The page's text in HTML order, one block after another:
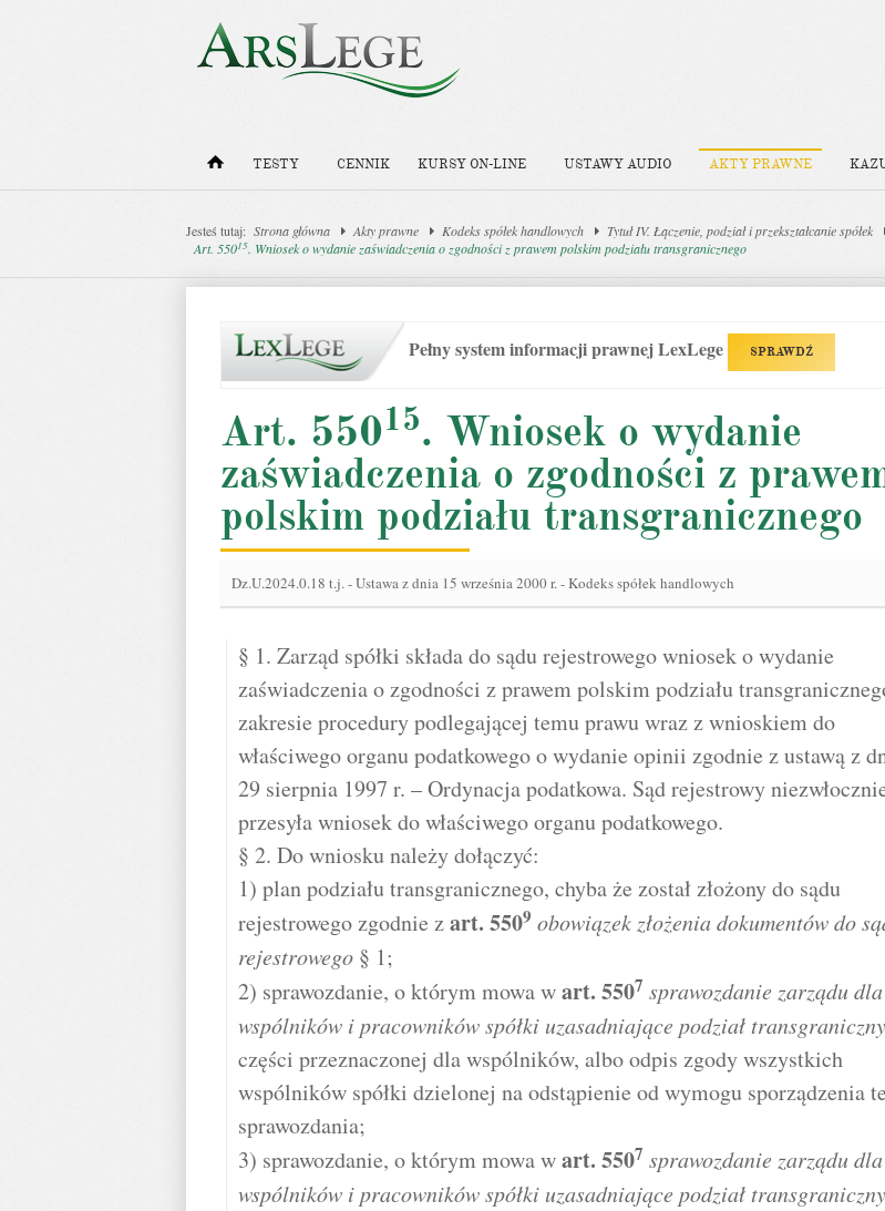
TESTY CENNIK KURSY ON-LINE USTAWY AUDIO AKTY PRAWNE
Jesteś tutaj: Strona główna Akty prawne Kodeks spółek handlowych Tytuł IV. Łączenie, podział i przekształcanie spółek
Art. 55015. Wniosek o wydanie zaświadczenia o zgodności z prawem polskim podziału transgranicznego
Pełny system informacji prawnej LexLege SPRAWDŹ
Art. 55015. Wniosek o wydanie
zaświadczenia o zgodności z
polskim podziału transgranicznego
Dz.U.2024.0.18 t.j.-Ustawa z dnia 15 września 2000 r. - Kodeks spółek handlowych
§ 1. Zarząd spółki składa do sądu rejestrowego wniosek o wydanie
zaświadczenia o zgodności z prawem polskim podziału
zakresie procedury podlegającej temu prawu wraz z wnioskiem do
właściwego organu podatkowego o wydanie opinii zgodnie z ustawą z
29 sierpnia 1997 r. – Ordynacja podatkowa. Sąd rejestrowy
przesyła wniosek do właściwego organu podatkowego.
§ 2. Do wniosku należy dołączyć:
1) plan podziału transgranicznego, chyba że został złożony do sądu
rejestrowego zgodnie zart. 5509 obowiązek złożenia dokumentów do
rejestrowego § 1;
2) sprawozdanie, o którym mowa wart. 5507 sprawozdanie zarządu dla
wspólników i pracowników spółki uzasadniające podział transgraniczny
części przeznaczonej dla wspólników, albo odpis zgody wszystkich
wspólników spółki dzielonej na odstąpienie od wymogu sporządzenia
sprawozdania;
3) sprawozdanie, o którym mowa wart. 5507 sprawozdanie zarządu dla
wspólników i pracowników spółki uzasadniające podział transgraniczny